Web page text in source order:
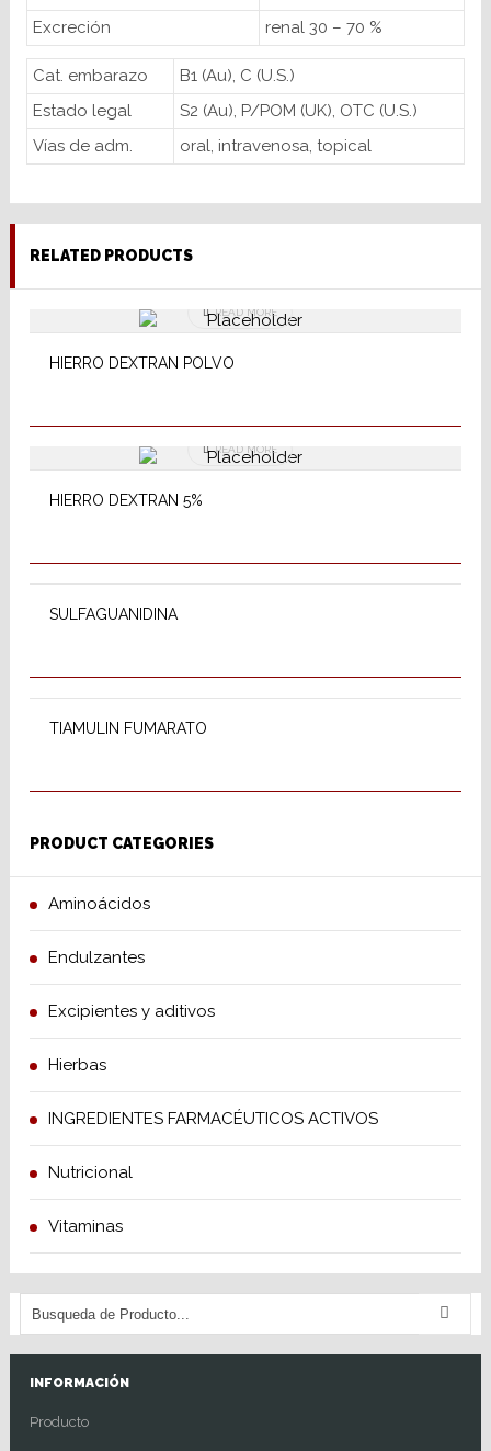
Excreción
renal 30 – 70 %
Cat. embarazo
B1 (Au), C (U.S.)
Estado legal
S2 (Au), P/POM (UK), OTC (U.S.)
Vías de adm.
oral, intravenosa, topical
RELATED PRODUCTS
HIERRO DEXTRAN POLVO
READ MORE
HIERRO DEXTRAN 5%
READ MORE
SULFAGUANIDINA
READ MORE
TIAMULIN FUMARATO
READ MORE
PRODUCT CATEGORIES
Aminoácidos
Endulzantes
Excipientes y aditivos
Hierbas
INGREDIENTES FARMACÉUTICOS ACTIVOS
Nutricional
Vitaminas
INFORMACIÓN
Producto